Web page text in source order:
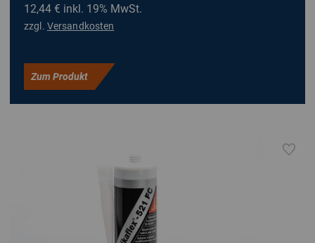
12,44 € inkl. 19% MwSt.
zzgl. Versandkosten
Zum Produkt